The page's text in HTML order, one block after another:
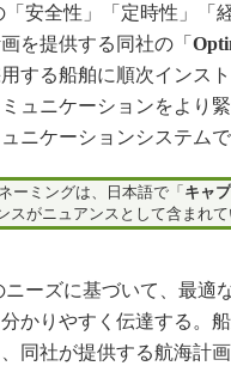
イ
メ
植
海
制
新
安全性」「定時性」「
を提供する同社の「
する船舶に順次インス
ュニケーションをより
ニケーションシステムで
ーミングは、日本語で「 キャ
スがニュアンスとして含まれて
ーズに基づいて、最適
かりやすく伝達する。
同社が提供する航海計